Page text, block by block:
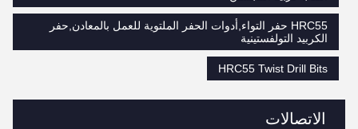
الاتصالات
HRC55 حفر التواء,أدوات الحفر الملتوية للعمل بالمعادن,حفر
الكربيد التولفستينية
HRC55 Twist Drill Bits